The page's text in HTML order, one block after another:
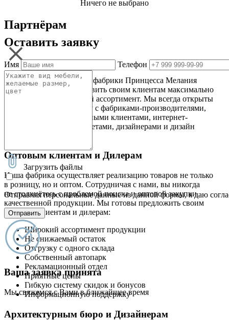
Ничего не выбрано
Оставить заявку
Имя Телефон
Загрузить файлы
Отправляя персональные данные из данной формы, я даю
Отправить
Ваша заявка принята
Мы свяжемся с Вами в ближайшее время
Партнёрам
Одной из главных целей фабрики Принцесса Мелания
это стремление предоставить своим клиентам максимально
широкий и качественный ассортимент. Мы всегда открыты
к новому сотрудничеству с фабриками-производителями,
оптовыми и корпоративными клиентами, интернет-
магазинами и гипермаркетами, дизайнерами и дизайн
Оптовым клиентам и Дилерам
Наша фабрика осуществляет реализацию товаров не только
в розницу, но и оптом. Сотрудничая с нами, вы никогда
не столкнётесь с проблемой поиска и оптовой закупки
качественной продукции. Мы готовы предложить своим
оптовым клиентам и дилерам:
Широкий ассортимент продукции
Не снижаемый остаток
Отгрузку с одного склада
Собственный автопарк
Рекламационный отдел
Приятные цены
Гибкую систему скидок и бонусов
Информационную поддержку
Архитектурным бюро и Дизайнерам